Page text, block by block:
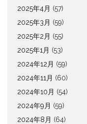
2025年4月 (57)
2025年3月 (59)
2025年2月 (55)
2025年1月 (53)
2024年12月 (59)
2024年11月 (60)
2024年10月 (54)
2024年9月 (59)
2024年8月 (64)